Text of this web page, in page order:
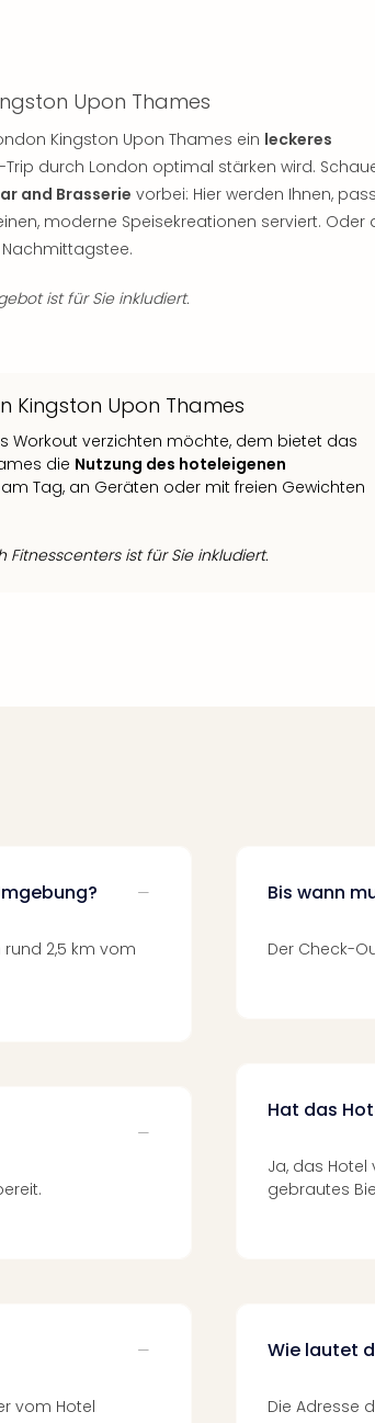
Upon Thames
Kingston Upon Thames ein leckeres
durch London optimal stärken wird.
and Brasserie vorbei: Hier werden Ihnen,
moderne Speisekreationen serviert. Oder
ist für Sie inkludiert.
Kingston Upon Thames
Workout verzichten möchte, dem bietet das
die Nutzung des hoteleigenen
am Tag, an Geräten oder mit freien Gewichten
Fitnesscenters ist für Sie inkludiert.
2,5 km vom
vom Hotel
Bis wann
Der Check-
Hat das
Ja, das
gebrautes
Wie lautet
Die Adresse